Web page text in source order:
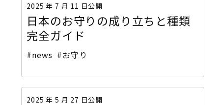
2025 年 7 月 11 日公開
日本のお守りの成り立ちと種類
完全ガイド
#news #お守り
2025 年 5 月 27 日公開